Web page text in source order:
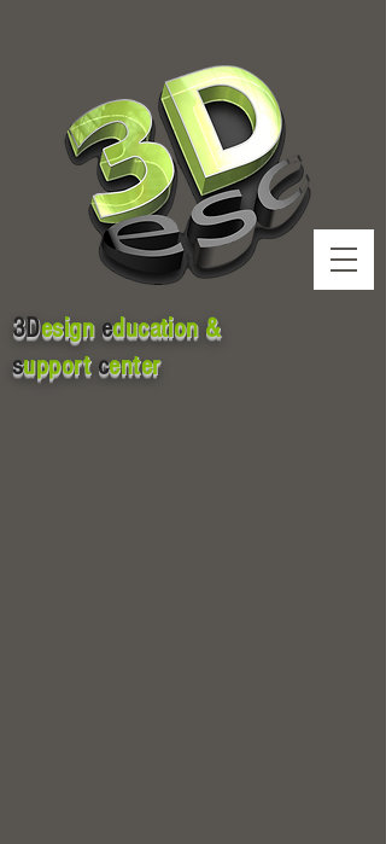
3Design education &
support center